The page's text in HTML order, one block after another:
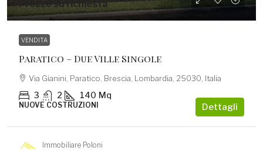
Prezzo su richiesta
VENDITA
Paratico – Due Ville Singole
Via Gianini, Paratico, Brescia, Lombardia, 25030, Italia
3 2 140 Mq
NUOVE COSTRUZIONI Dettagli
Immobiliare Poloni